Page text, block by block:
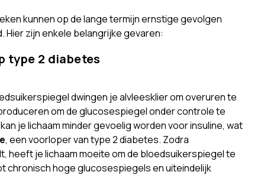
kunnen op de lange termijn ernstige gevolgen
Hier zijn enkele belangrijke gevaren:
type 2 diabetes
dwingen je alvleesklier om overuren te
om de glucosespiegel onder controle te
je lichaam minder gevoelig worden voor insuline, wat
, een voorloper van type 2 diabetes. Zodra
heeft je lichaam moeite om de bloedsuikerspiegel te
chronisch hoge glucosespiegels en uiteindelijk